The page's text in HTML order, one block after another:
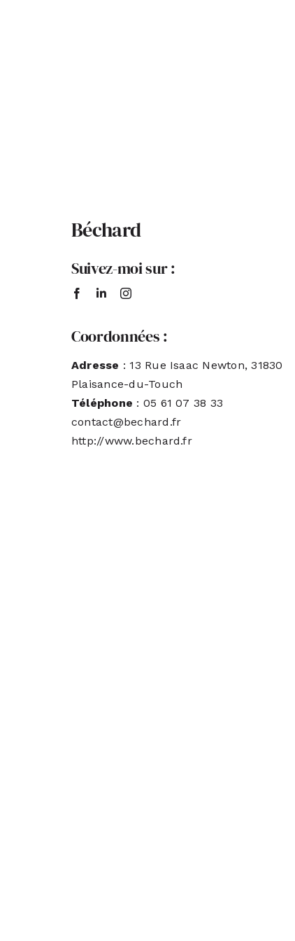
Béchard
Suivez-moi sur :
Coordonnées :
Adresse : 13 Rue Isaac Newton, 31830
Plaisance-du-Touch
Téléphone : 05 61 07 38 33
contact@bechard.fr
http://www.bechard.fr